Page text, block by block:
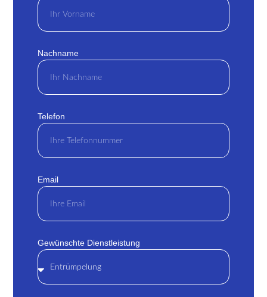
Nachname
Telefon
Email
Gewünschte Dienstleistung